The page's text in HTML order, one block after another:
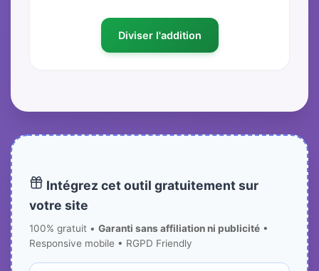
Diviser l'addition
Intégrez cet outil gratuitement sur
votre site
100% gratuit • Garanti sans affiliation ni publicité •
Responsive mobile • RGPD Friendly